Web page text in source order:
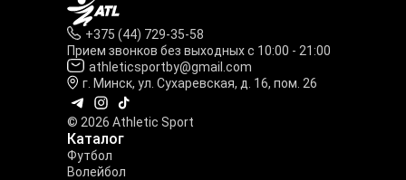
+375 (44) 729-35-58
Прием звонков без выходных с 10:00 - 21:00
athleticsportby@gmail.com
г. Минск, ул. Сухаревская, д. 16, пом. 26
© 2026 Athletic Sport
Каталог
Футбол
Волейбол